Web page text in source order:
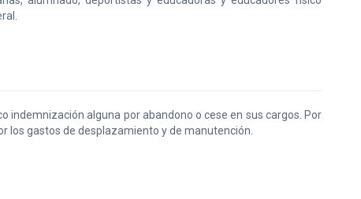
indemnización alguna por abandono o cese en sus cargos. Por
los gastos de desplazamiento y de manutención.